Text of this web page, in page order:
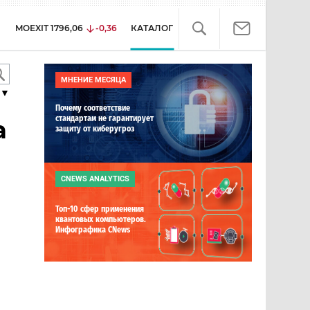
MOEXIT 1796,06 -0,36 КАТАЛОГ
МНЕНИЕ МЕСЯЦА
Почему соответствие
стандартам не гарантирует
защиту от киберугроз
CNEWS ANALYTICS
Топ-10 сфер применения
квантовых компьютеров.
Инфографика CNews